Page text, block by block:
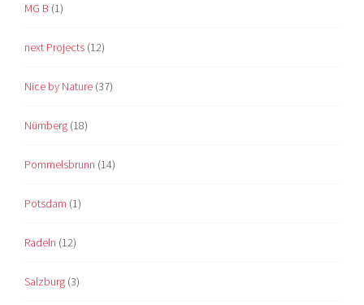
MG B (1)
next Projects (12)
Nice by Nature (37)
Nürnberg (18)
Pommelsbrunn (14)
Potsdam (1)
Radeln (12)
Salzburg (3)